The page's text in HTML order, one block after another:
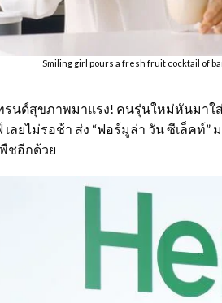
Smiling girl pours a fresh fruit cocktail of
รนด์สุขภาพมาแรง! คนรุ่นใหม่หันมาใ
เลยไม่รอช้า ส่ง “ฟอร์มูล่า วัน ซีเล็ค
ชอีกด้วย